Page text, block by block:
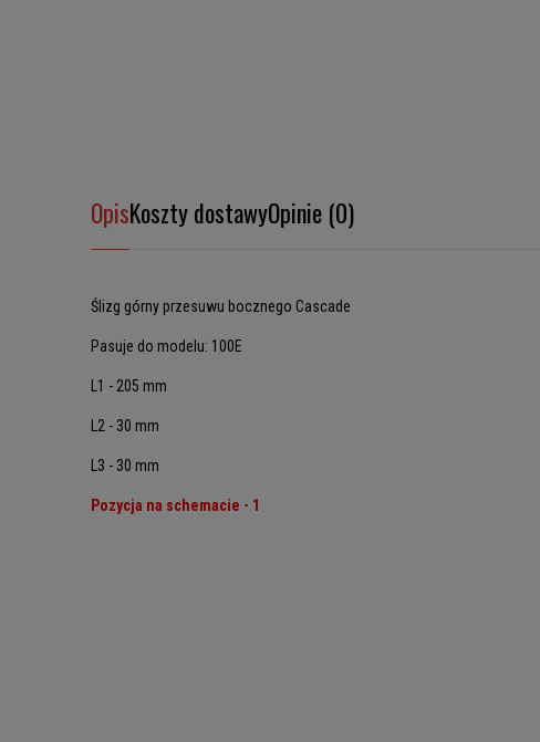
OpisKoszty dostawyOpinie (0)
Ślizg górny przesuwu bocznego Cascade
Pasuje do modelu: 100E
L1 - 205 mm
L2 - 30 mm
L3 - 30 mm
Pozycja na schemacie - 1